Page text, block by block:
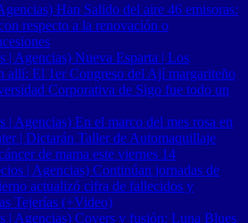
Han Salido del aire 46 emisoras:
respecto a la renovación o
| Agencias) Nueva Esparta | Los
allí: El 1er Congreso del Ají margariteño
Corporativa de Sigo fue todo un
| Agencias) En el marco del mes rosa en
| Dictarán Taller de Automaquillaje
de mama este viernes 14
| Agencias) Continúan jornadas de
actualizó cifra de fallecidos y
Tejerías (+Video)
| Agencias) Covers y fusión: Luna Blues